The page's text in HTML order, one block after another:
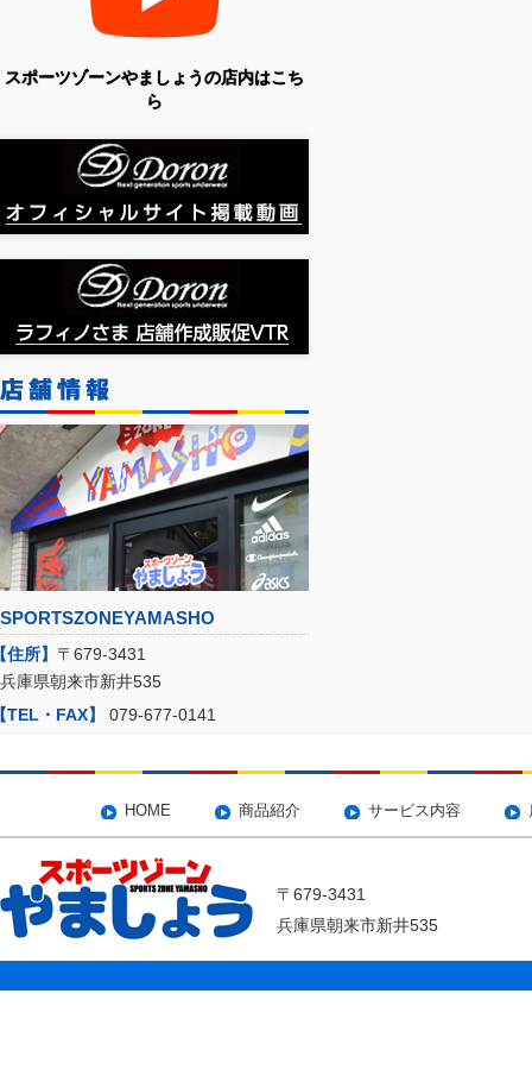
スポーツゾーンやましょうの店内はこち
ら
SPORTSZONEYAMASHO
住所】 〒679-3431
兵庫県朝来市新井535
TEL・FAX】
079-677-0141
HOME 商品紹介 サービス内容
〒679-3431
兵庫県朝来市新井535